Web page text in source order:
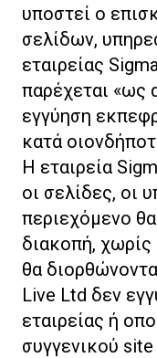
υποστεί ο
σελίδων,
εταιρείας
παρέχεται «ως
εγγύηση
κατά
Η εταιρεία
οι σελίδες, οι
περιεχόμενο
διακοπή, χωρίς
θα
Live Ltd δεν
εταιρείας ή
συγγενικού